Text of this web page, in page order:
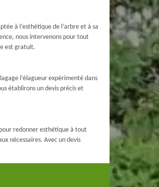
à l’esthétique de l’arbre et à sa
nous intervenons pour tout
est gratuit.
l’élagueur expérimenté dans
établirons un devis précis et
redonner esthétique à tout
nécessaires. Avec un devis